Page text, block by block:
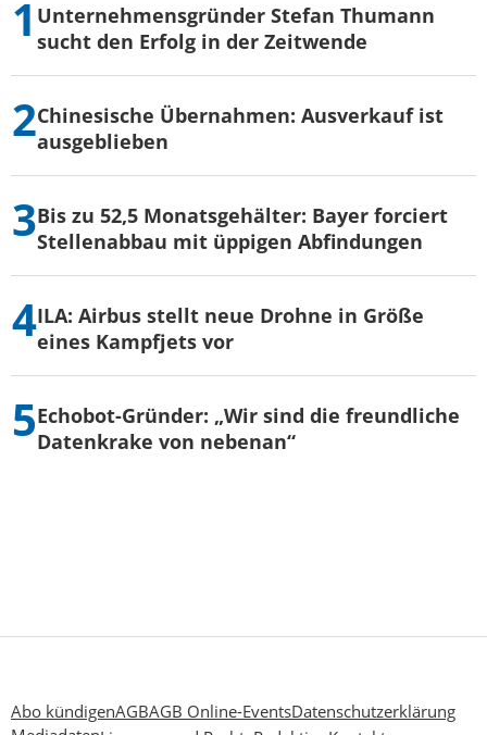
Unternehmensgründer Stefan Thumann
sucht den Erfolg in der Zeitwende
Chinesische Übernahmen: Ausverkauf ist
ausgeblieben
Bis zu 52,5 Monatsgehälter: Bayer forciert
Stellenabbau mit üppigen Abfindungen
ILA: Airbus stellt neue Drohne in Größe
eines Kampfjets vor
Echobot-Gründer: „Wir sind die freundliche
Datenkrake von nebenan“
Abo kündigenAGBAGB Online-EventsDatenschutzerklärung